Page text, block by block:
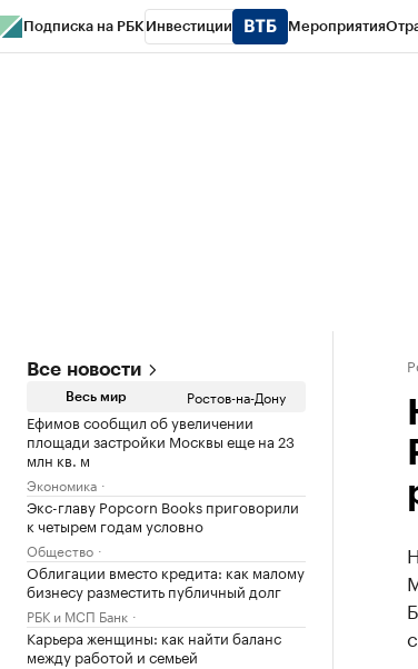
Подписка на РБК Инвестиции Мероприятия
Все новости
Весь мир Ростов-на-Дону
Ефимов сообщил об увеличении
площади застройки Москвы еще на 23
млн кв. м
Экономика
Экс-главу Popcorn Books приговорили
к четырем годам условно
Общество
Облигации вместо кредита: как малому
бизнесу разместить публичный долг
РБК и МСП Банк
Карьера женщины: как найти баланс
между работой и семьей